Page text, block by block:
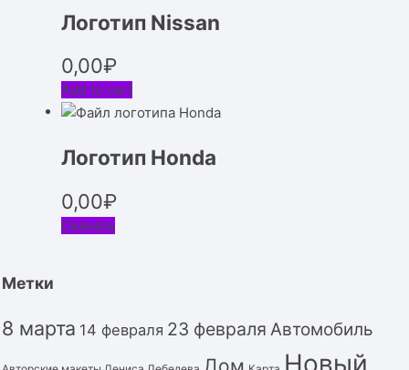
Логотип Nissan
0,00₽
Add to cart
Логотип Honda
0,00₽
Скачать
Метки
8 марта 14 февраля 23 февраля Автомобиль
Новый